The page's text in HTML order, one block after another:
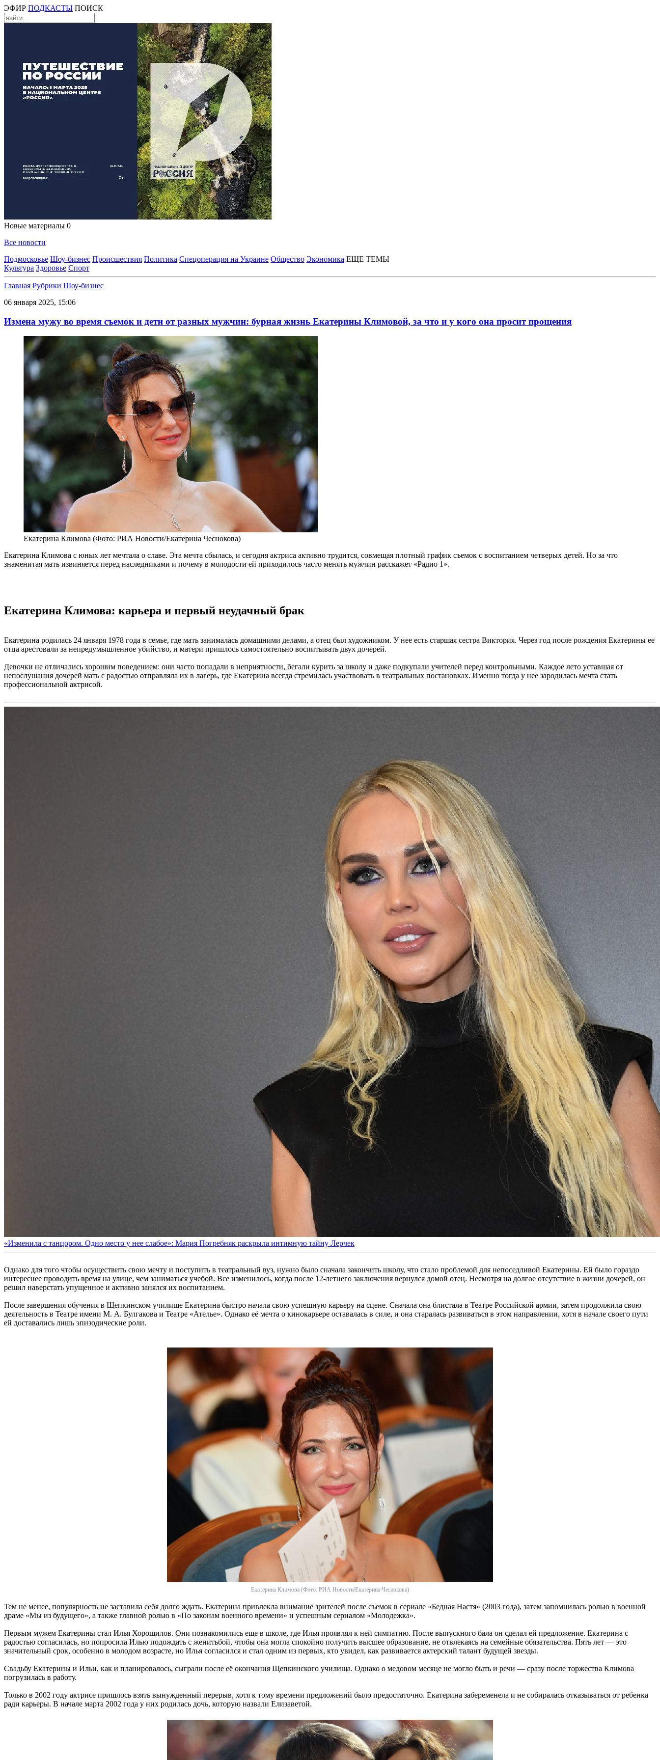
ЭФИР ПОДКАСТЫ ПОИСК
Новые материалы 0
Все новости
Подмосковье Шоу-бизнес Происшествия Политика Спецоперация на Украине Общество Экономика ЕЩЕ ТЕМЫ
Культура Здоровье Спорт
Главная Рубрики Шоу-бизнес
06 января 2025, 15:06
Измена мужу во время съемок и дети от разных мужчин: бурная жизнь Екатерины Климовой, за что и у кого она просит прощения
Екатерина Климова (Фото: РИА Новости/Екатерина Чеснокова)
Екатерина Климова с юных лет мечтала о славе. Эта мечта сбылась, и сегодня актриса активно трудится, совмещая плотный график съемок с воспитанием четверых детей. Но за что
знаменитая мать извиняется перед наследниками и почему в молодости ей приходилось часто менять мужчин расскажет «Радио 1».
Екатерина Климова: карьера и первый неудачный брак
Екатерина родилась 24 января 1978 года в семье, где мать занималась домашними делами, а отец был художником. У нее есть старшая сестра Виктория. Через год после рождения Екатерины ее
отца арестовали за непредумышленное убийство, и матери пришлось самостоятельно воспитывать двух дочерей.
Девочки не отличались хорошим поведением: они часто попадали в неприятности, бегали курить за школу и даже подкупали учителей перед контрольными. Каждое лето уставшая от
непослушания дочерей мать с радостью отправляла их в лагерь, где Екатерина всегда стремилась участвовать в театральных постановках. Именно тогда у нее зародилась мечта стать
профессиональной актрисой.
«Изменила с танцором. Одно место у нее слабое»: Мария Погребняк раскрыла интимную тайну Лерчек
Однако для того чтобы осуществить свою мечту и поступить в театральный вуз, нужно было сначала закончить школу, что стало проблемой для непоседливой Екатерины. Ей было гораздо
интереснее проводить время на улице, чем заниматься учебой. Все изменилось, когда после 12-летнего заключения вернулся домой отец. Несмотря на долгое отсутствие в жизни дочерей, он
решил наверстать упущенное и активно занялся их воспитанием.
После завершения обучения в Щепкинском училище Екатерина быстро начала свою успешную карьеру на сцене. Сначала она блистала в Театре Российской армии, затем продолжила свою
деятельность в Театре имени М. А. Булгакова и Театре «Ателье». Однако её мечта о кинокарьере оставалась в силе, и она старалась развиваться в этом направлении, хотя в начале своего пути
ей доставались лишь эпизодические роли.
Екатерина Климова (Фото: РИА Новости/Екатерина Чеснокова)
Тем не менее, популярность не заставила себя долго ждать. Екатерина привлекла внимание зрителей после съемок в сериале «Бедная Настя» (2003 года), затем запомнилась ролью в военной
драме «Мы из будущего», а также главной ролью в «По законам военного времени» и успешным сериалом «Молодежка».
Первым мужем Екатерины стал Илья Хорошилов. Они познакомились еще в школе, где Илья проявлял к ней симпатию. После выпускного бала он сделал ей предложение. Екатерина с
радостью согласилась, но попросила Илью подождать с женитьбой, чтобы она могла спокойно получить высшее образование, не отвлекаясь на семейные обязательства. Пять лет — это
значительный срок, особенно в молодом возрасте, но Илья согласился и стал одним из первых, кто увидел, как развивается актерский талант будущей звезды.
Свадьбу Екатерины и Ильи, как и планировалось, сыграли после её окончания Щепкинского училища. Однако о медовом месяце не могло быть и речи — сразу после торжества Климова
погрузилась в работу.
Только в 2002 году актрисе пришлось взять вынужденный перерыв, хотя к тому времени предложений было предостаточно. Екатерина забеременела и не собиралась отказываться от ребенка
ради карьеры. В начале марта 2002 года у них родилась дочь, которую назвали Елизаветой.